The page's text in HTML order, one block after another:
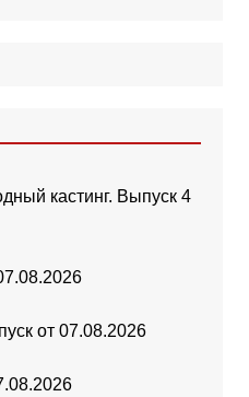
кастинг. Выпуск 4
от 07.08.2026